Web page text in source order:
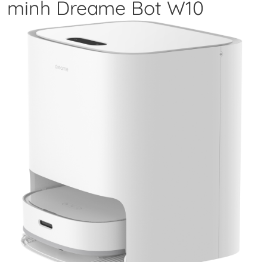
minh Dreame Bot W10